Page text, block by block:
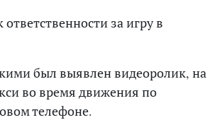
за игру в
был выявлен видеоролик, на
во время движения по
телефоне.